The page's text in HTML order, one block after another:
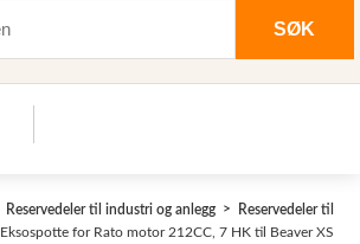
SØK
Reservedeler til industri og anlegg
Reservedeler til
Eksospotte for Rato motor 212CC, 7 HK til Beaver XS